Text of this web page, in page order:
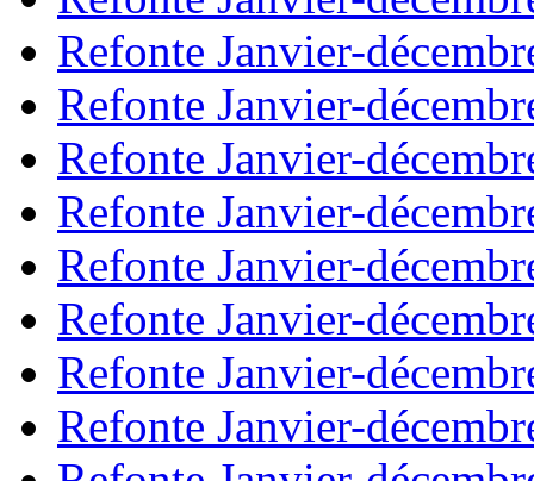
Refonte Janvier-
Refonte Janvier-
Refonte Janvier-
Refonte Janvier-
Refonte Janvier-
Refonte Janvier-
Refonte Janvier-
Refonte Janvier-